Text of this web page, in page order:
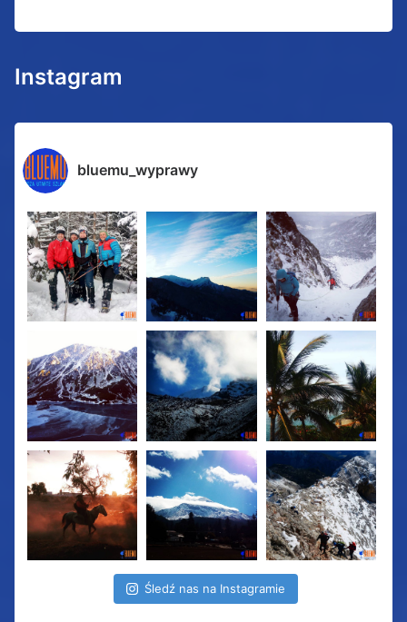
Instagram
bluemu_wyprawy
Śledź nas na Instagramie